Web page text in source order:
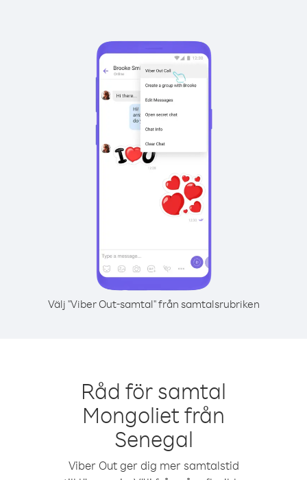
Välj "Viber Out-samtal" från samtalsrubriken
Råd för samtal
Mongoliet från
Senegal
Viber Out ger dig mer samtalstid